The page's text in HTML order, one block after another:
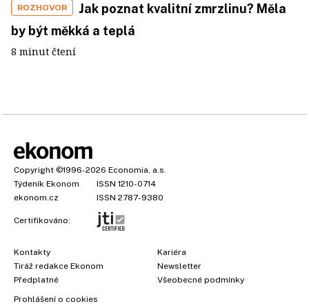
ROZHOVOR
Jak poznat kvalitní zmrzlinu? Měla
by být měkká a teplá
8 minut čtení
Copyright ©1996-2026 Economia, a.s.
Týdeník Ekonom
ISSN 1210-0714
ekonom.cz
ISSN 2787-9380
Certifikováno:
Kontakty
Tiráž redakce Ekonom
Předplatné
Kariéra
Newsletter
Všeobecné podmínky
Prohlášení o cookies